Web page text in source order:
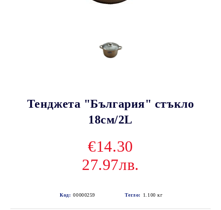
Тенджета "България" стъкло
18см/2L
€14.30
27.97лв.
Код: 00000259 Тегло: 1.100 кг